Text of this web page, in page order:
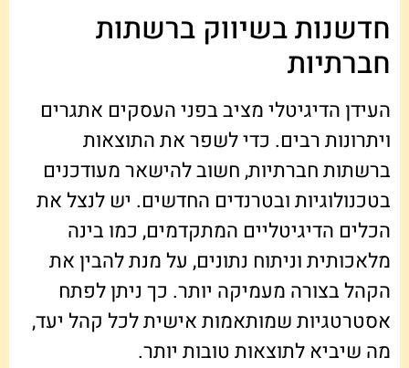
חדשנות בשיווק ברשתות
חברתיות
העידן הדיגיטלי מציב בפני העסקים אתגרים
ויתרונות רבים. כדי לשפר את התוצאות
ברשתות חברתיות, חשוב להישאר מעודכנים
בטכנולוגיות ובטרנדים החדשים. יש לנצל את
הכלים הדיגיטליים המתקדמים, כמו בינה
מלאכותית וניתוח נתונים, על מנת להבין את
הקהל בצורה מעמיקה יותר. כך ניתן לפתח
אסטרטגיות שמותאמות אישית לכל קהל יעד,
מה שיביא לתוצאות טובות יותר.